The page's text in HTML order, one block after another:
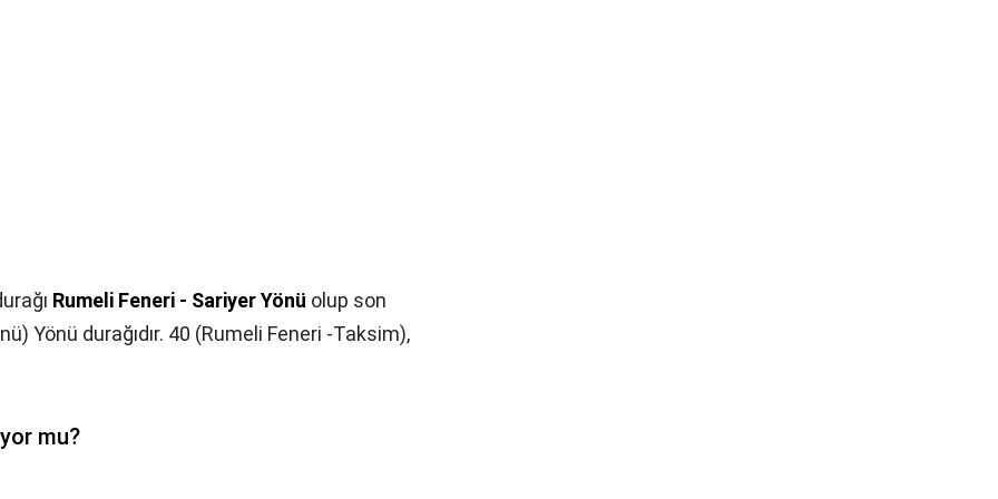
Rumeli Feneri - Sariyer Yönü olup son
Yönü durağıdır. 40 (Rumeli Feneri -Taksim),
mu?